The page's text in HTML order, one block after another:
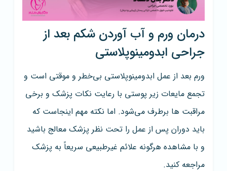
درمان ورم و آب آوردن شکم بعد از
جراحی ابدومینوپلاستی
ورم بعد از عمل ابدومینوپلاستی بی‌خطر و موقتی است و
تجمع مایعات زیر پوستی با رعایت نکات پزشک و برخی
مراقبت ها برطرف می‌شود. اما نکته مهم اینجاست که
باید دوران پس از عمل را تحت نظر پزشک معالج باشید
و با مشاهده هرگونه علائم غیرطبیعی سریعاً به پزشک
مراجعه کنید.